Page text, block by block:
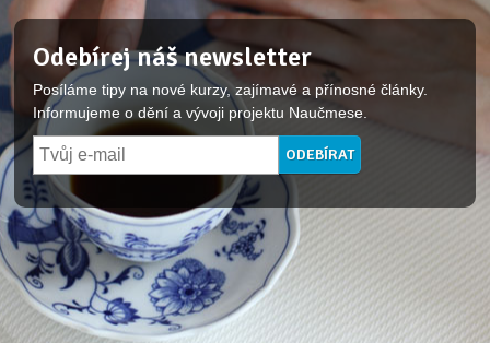
Odebírej náš newsletter
Posíláme tipy na nové kurzy, zajímavé a přínosné články.
Informujeme o dění a vývoji projektu Naučmese.